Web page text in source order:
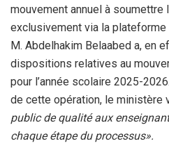
mouvement annuel à soumettre
exclusivement via la
M. Abdelhakim Belaabed a, en
dispositions relatives au
pour l’année scolaire 2025-
de cette opération, le ministère
public de qualité aux
chaque étape du processus».